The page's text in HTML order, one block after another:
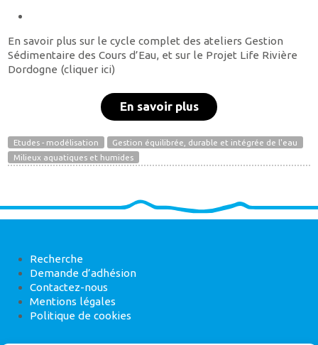
En savoir plus sur le cycle complet des ateliers Gestion
Sédimentaire des Cours d’Eau, et sur le Projet Life Rivière
Dordogne (cliquer ici)
En savoir plus
Etudes - modélisation
Gestion équilibrée, durable et intégrée de l'eau
Milieux aquatiques et humides
Recherche
Demande d’adhésion
Contactez-nous
Mentions légales
Politique de cookies